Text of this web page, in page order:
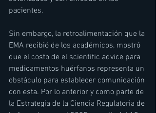
pacientes.
Sin embargo, la retroalimentación que la
EMA recibió de los académicos, mostró
que el costo de el scientific advice para
medicamentos huérfanos representa un
obstáculo para establecer comunicación
con esta. Por lo anterior y como parte de
la Estrategia de la Ciencia Regulatoria de